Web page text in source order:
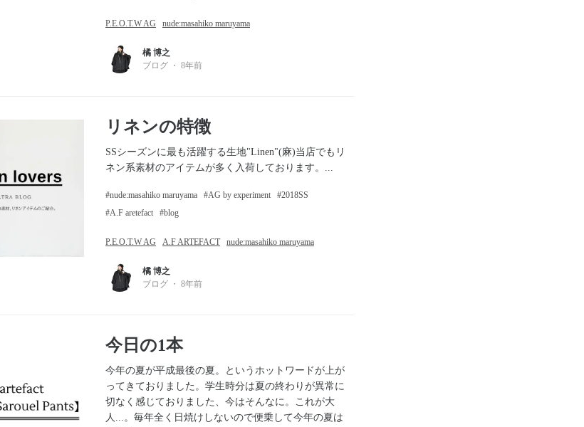
P.E.O.T.W AG nude:masahiko maruyama
橘 博之
ブログ ・ 8年前
リネンの特徴
SSシーズンに最も活躍する生地"Linen"(麻)当店でもリ
ネン系素材のアイテムが多く入荷しております。...
nude:masahiko maruyama AG by experiment
2018SS
A.F aretefact
blog
P.E.O.T.W AG A.F ARTEFACT nude:masahiko maruyama
橘 博之
ブログ ・ 8年前
今日の1本
今年の夏が平成最後の夏。というホットワードが上が
ってきておりました。学生時分は夏の終わりが異常に
切なく感じておりました、今はそんなに。これが大
人...。毎年全く日焼けしないので便乗して今年の夏は